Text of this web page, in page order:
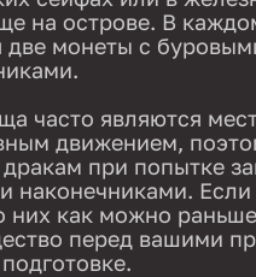
на острове. В
две монеты с
часто являются
движением,
при попытке
наконечниками.
них как можно
перед вашими